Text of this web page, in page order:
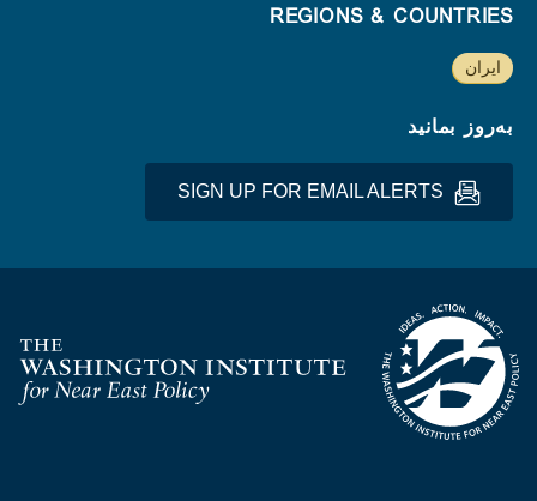
REGIONS & COUNTRIES
ایران
به‌روز بمانید
Homepage